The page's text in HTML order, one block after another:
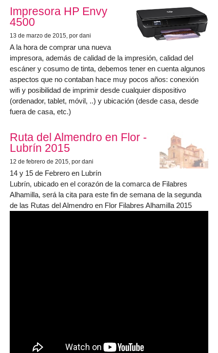
Impresora HP Envy
4500
13 de marzo de 2015, por dani
A la hora de comprar una nueva
impresora, además de calidad de la impresión, calidad del
escáner y cosumo de tinta, debemos tener en cuenta algunos
aspectos que no contaban hace muy pocos años: conexión
wifi y posibilidad de imprimir desde cualquier dispositivo
(ordenador, tablet, móvil, ..) y ubicación (desde casa, desde
fuera de casa, etc.)
Ruta del Almendro en Flor -
Lubrín 2015
12 de febrero de 2015, por dani
14 y 15 de Febrero en Lubrín
Lubrín, ubicado en el corazón de la comarca de Filabres
Alhamilla, será la cita para este fin de semana de la segunda
de las Rutas del Almendro en Flor Filabres Alhamilla 2015